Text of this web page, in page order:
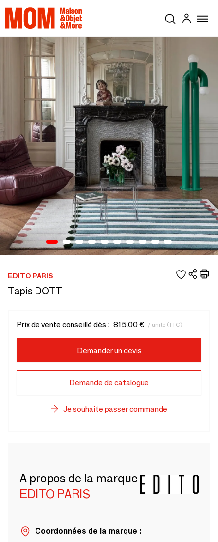
EDITO PARIS
Tapis DOTT
Prix de vente conseillé dès : 815,00 € / unité (TTC)
Demander un devis
Demande de catalogue
Je souhaite passer commande
A propos de la marque
EDITO PARIS
Coordonnées de la marque :